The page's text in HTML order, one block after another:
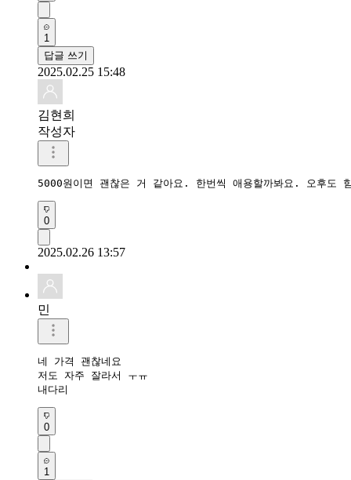
1
답글 쓰기
2025.02.25 15:48
김현희
작성자
5000원이면 괜찮은 거 같아요. 한번씩 애용할까봐요. 오후도
0
2025.02.26 13:57
민
네 가격 괜찮네요
저도 자주 잘라서 ㅜㅠ
내다리
0
1